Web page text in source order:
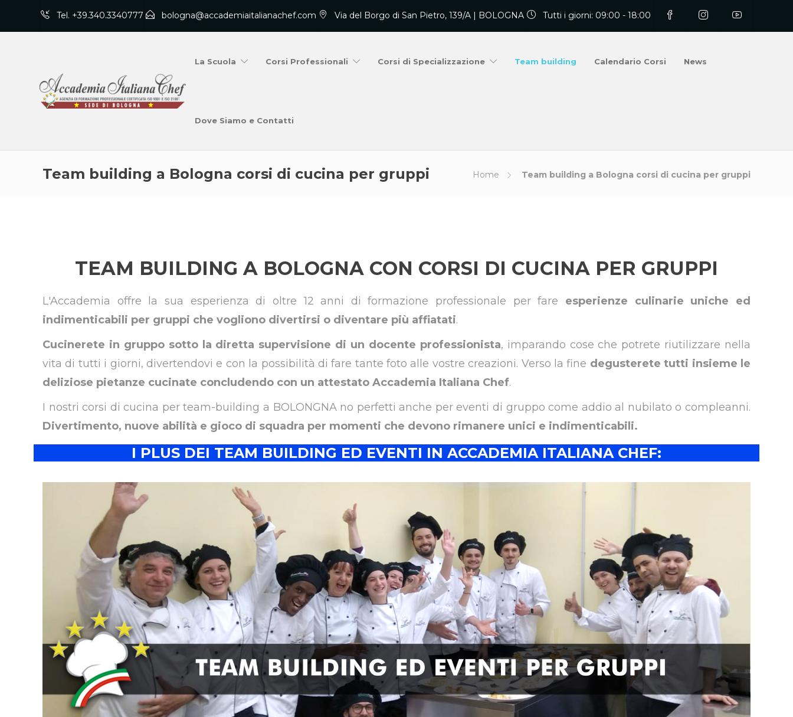
Tel. +39.340.3340777 bologna@accademiaitalianachef.com Via del Borgo di San Pietro, 139/A | BOLOGNA Tutti i giorni: 09:00 - 18:00
La Scuola Corsi Professionali Corsi di Specializzazione Team building Calendario Corsi News
Dove Siamo e Contatti
Team building a Bologna corsi di cucina per gruppi Home Team building a Bologna corsi di cucina per gruppi
TEAM BUILDING A BOLOGNA CON CORSI DI CUCINA PER GRUPPI
L'Accademia offre la sua esperienza di oltre 12 anni di formazione professionale per fare esperienze culinarie uniche ed
indimenticabili per gruppi che vogliono divertirsi o diventare più affiatati.
Cucinerete in gruppo sotto la diretta supervisione di un docente professionista, imparando cose che potrete riutilizzare nella
vita di tutti i giorni, divertendovi e con la possibilità di fare tante foto alle vostre creazioni. Verso la fine degusterete tutti insieme le
deliziose pietanze cucinate concludendo con un attestato Accademia Italiana Chef.
I nostri corsi di cucina per team-building a BOLONGNA no perfetti anche per eventi di gruppo come addio al nubilato o compleanni.
Divertimento, nuove abilità e gioco di squadra per momenti che devono rimanere unici e indimenticabili.
I PLUS DEI TEAM BUILDING ED EVENTI IN ACCADEMIA ITALIANA CHEF: